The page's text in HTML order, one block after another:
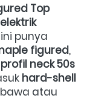
Top
figured
profil neck 50s
hard-shell
atau